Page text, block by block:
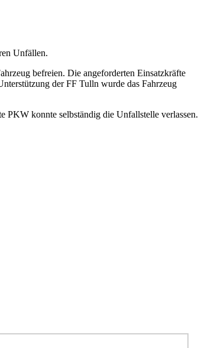
Unfällen.
befreien. Die angeforderten Einsatzkräfte
der FF Tulln wurde das Fahrzeug
PKW konnte selbständig die Unfallstelle verlassen.